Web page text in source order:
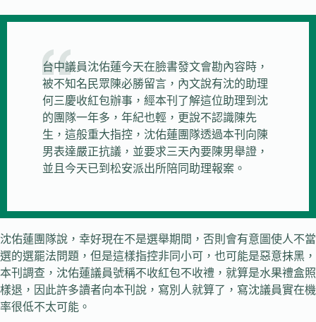
台中議員沈佑蓮今天在臉書發文會勘內容時，
被不知名民眾陳必勝留言，內文說有沈的助理
何三慶收紅包辦事，經本刊了解這位助理到沈
的團隊一年多，年紀也輕，更說不認識陳先
生，這般重大指控，沈佑蓮團隊透過本刊向陳
男表達嚴正抗議，並要求三天內要陳男舉證，
並且今天已到松安派出所陪同助理報案。
沈佑蓮團隊說，幸好現在不是選舉期間，否則會有意圖使人不當
選的選罷法問題，但是這樣指控非同小可，也可能是惡意抹黑，
本刊調查，沈佑蓮議員號稱不收紅包不收禮，就算是水果禮盒照
樣退，因此許多讀者向本刊說，寫別人就算了，寫沈議員實在機
率很低不太可能。